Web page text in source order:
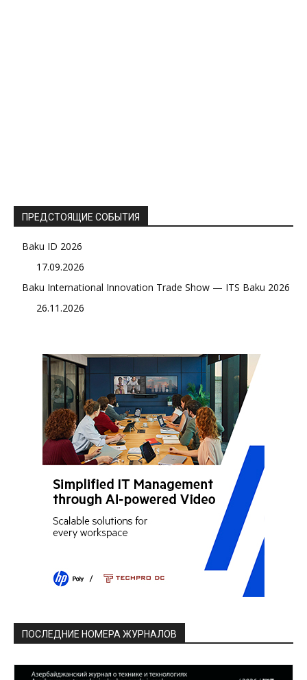
ПРЕДСТОЯЩИЕ СОБЫТИЯ
Baku ID 2026
17.09.2026
Baku International Innovation Trade Show — ITS Baku 2026
26.11.2026
ПОСЛЕДНИЕ НОМЕРА ЖУРНАЛОВ